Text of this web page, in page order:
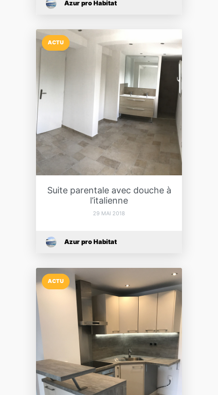
Azur pro Habitat
ACTU
Suite parentale avec douche à
l’italienne
29 MAI 2018
Azur pro Habitat
ACTU